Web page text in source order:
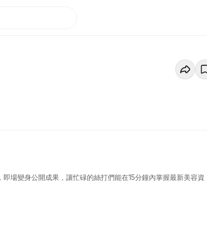
場變身公開成果，讓忙碌的絲打們能在15分鐘內掌握最新美容資